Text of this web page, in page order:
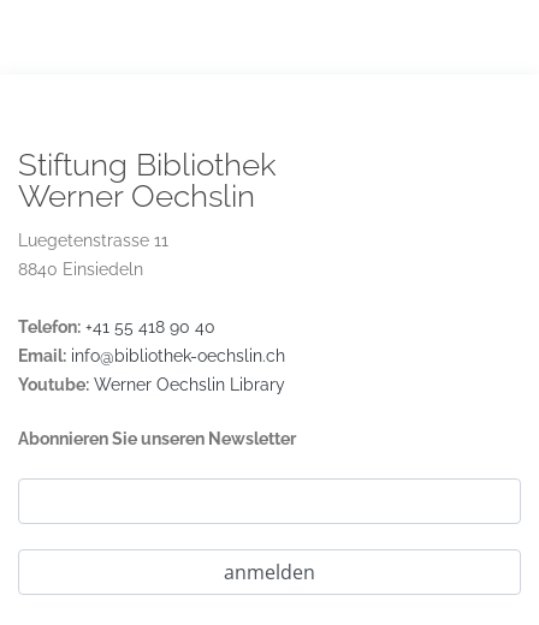
Stiftung Bibliothek
Werner Oechslin
Luegetenstrasse 11
8840 Einsiedeln
Telefon: +41 55 418 90 40
Email: info@bibliothek-oechslin.ch
Youtube: Werner Oechslin Library
Abonnieren Sie unseren Newsletter